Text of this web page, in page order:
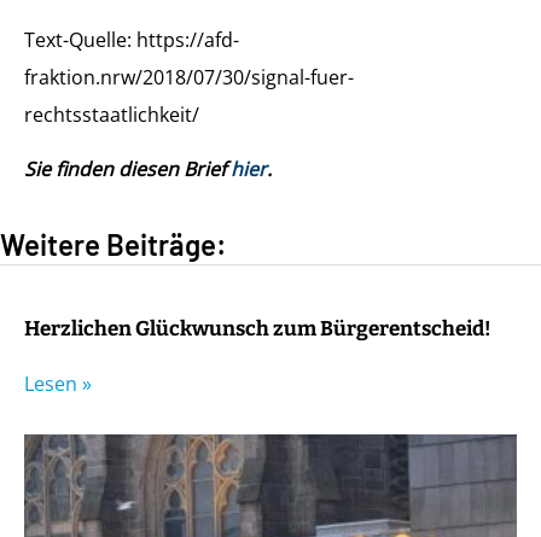
Text-Quelle: https://afd-
fraktion.nrw/2018/07/30/signal-fuer-
rechtsstaatlichkeit/
Sie finden diesen Briefhier.
Weitere Beiträge:
Herzlichen Glückwunsch zum Bürgerentscheid!
Lesen »